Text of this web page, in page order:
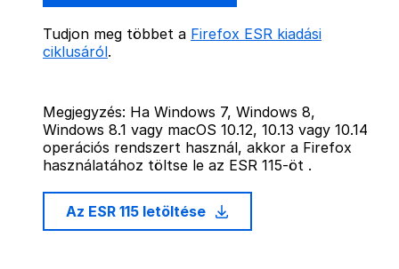
Tudjon meg többet a Firefox ESR kiadási
ciklusáról.
Megjegyzés: Ha Windows 7, Windows 8,
Windows 8.1 vagy macOS 10.12, 10.13 vagy 10.14
operációs rendszert használ, akkor a Firefox
használatához töltse le az ESR 115-öt .
Az ESR 115 letöltése